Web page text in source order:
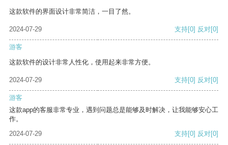
这款软件的界面设计非常简洁，一目了然。
2024-07-29 支持[0] 反对[0]
游客
这款软件的设计非常人性化，使用起来非常方便。
2024-07-29 支持[0] 反对[0]
游客
这款app的客服非常专业，遇到问题总是能够及时解决，让我能够安心工
作。
2024-07-29
支持[0] 反对[0]